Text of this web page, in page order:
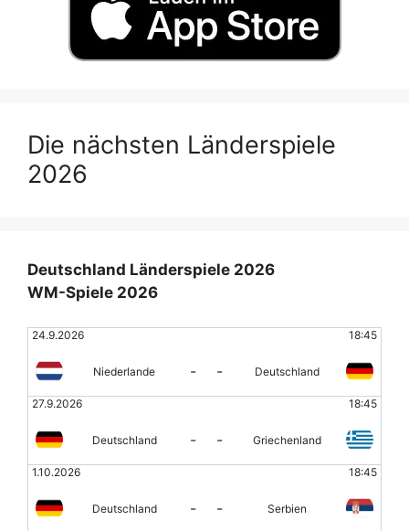
Die nächsten Länderspiele
2026
Deutschland Länderspiele 2026
WM-Spiele 2026
24.9.2026 18:45
Niederlande - - Deutschland
27.9.2026 18:45
Deutschland - - Griechenland
1.10.2026 18:45
Deutschland - - Serbien